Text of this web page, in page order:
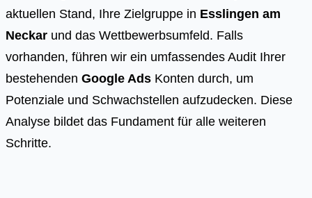
aktuellen Stand, Ihre Zielgruppe in Esslingen am
Neckar und das Wettbewerbsumfeld. Falls
vorhanden, führen wir ein umfassendes Audit Ihrer
bestehenden Google Ads Konten durch, um
Potenziale und Schwachstellen aufzudecken. Diese
Analyse bildet das Fundament für alle weiteren
Schritte.